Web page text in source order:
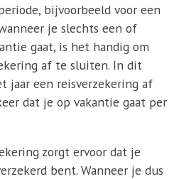
bijvoorbeeld voor een
je slechts een of
gaat, is het handig om
af te sluiten. In dit
jaar een reisverzekering af
dat je op vakantie gaat per
zorgt ervoor dat je
bent. Wanneer je dus